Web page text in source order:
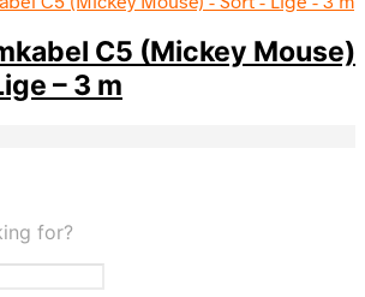
C5 (Mickey Mouse)
– 3 m
for?